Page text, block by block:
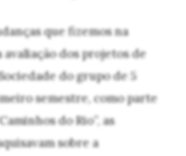
que fizemos na
avaliação dos projetos de
do grupo de 5
semestre, como parte
do Rio”, as
sobre a